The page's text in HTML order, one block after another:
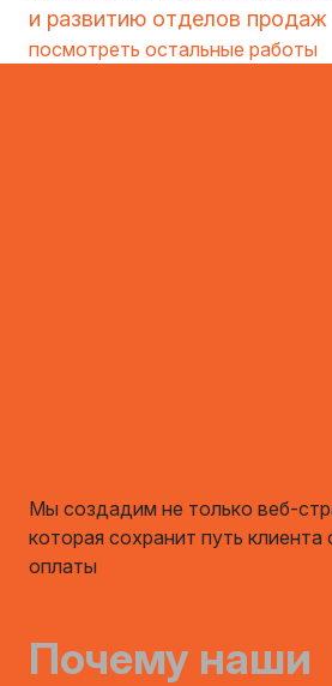
и развитию отделов продаж
посмотреть остальные работы
Мы создадим не только веб-
которая сохранит путь клиента
оплаты
Почему наши